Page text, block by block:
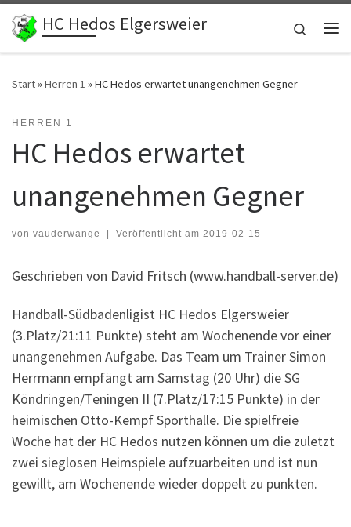
Zum Inhalt springen
HC Hedos Elgersweier
Search
Start»Herren 1 »HC Hedos erwartet unangenehmen Gegner
HERREN 1
HC Hedos erwartet
unangenehmen Gegner
von vauderwange | Veröffentlicht am 2019-02-15
Geschrieben von David Fritsch (www.handball-server.de)
Handball-Südbadenligist HC Hedos Elgersweier
(3.Platz/21:11 Punkte) steht am Wochenende vor einer
unangenehmen Aufgabe. Das Team um Trainer Simon
Herrmann empfängt am Samstag (20 Uhr) die SG
Köndringen/Teningen II (7.Platz/17:15 Punkte) in der
heimischen Otto-Kempf Sporthalle. Die spielfreie
Woche hat der HC Hedos nutzen können um die zuletzt
zwei sieglosen Heimspiele aufzuarbeiten und ist nun
gewillt, am Wochenende wieder doppelt zu punkten.